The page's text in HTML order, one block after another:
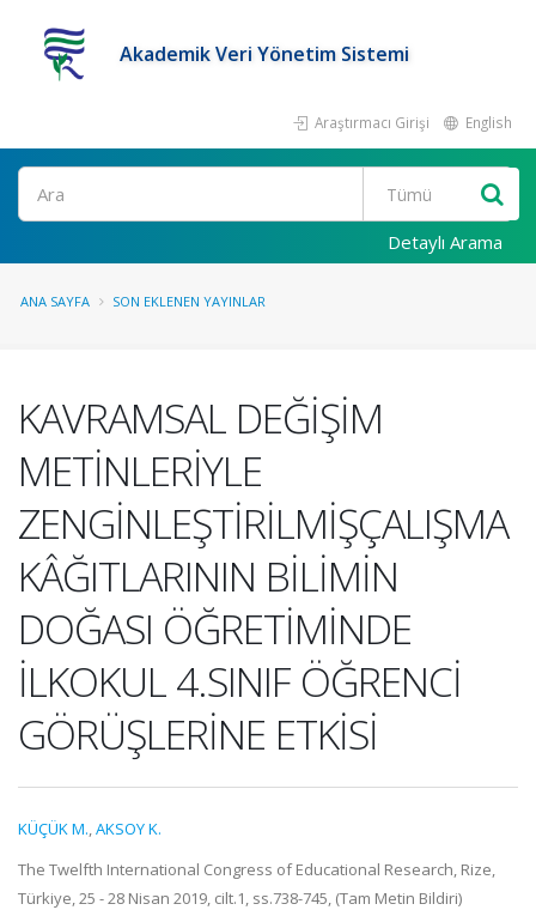
Akademik Veri Yönetim Sistemi
Araştırmacı Girişi English
Ara
Detaylı Arama
ANA SAYFA SON EKLENEN YAYINLAR
KAVRAMSAL DEĞİŞİM
METİNLERİYLE
ZENGİNLEŞTİRİLMİŞÇALIŞMA
KÂĞITLARININ BİLİMİN
DOĞASI ÖĞRETİMİNDE
İLKOKUL 4.SINIF ÖĞRENCİ
GÖRÜŞLERİNE ETKİSİ
KÜÇÜK M.,AKSOY K.
The Twelfth International Congress of Educational Research, Rize,
Türkiye, 25 - 28 Nisan 2019, cilt.1, ss.738-745, (Tam Metin Bildiri)